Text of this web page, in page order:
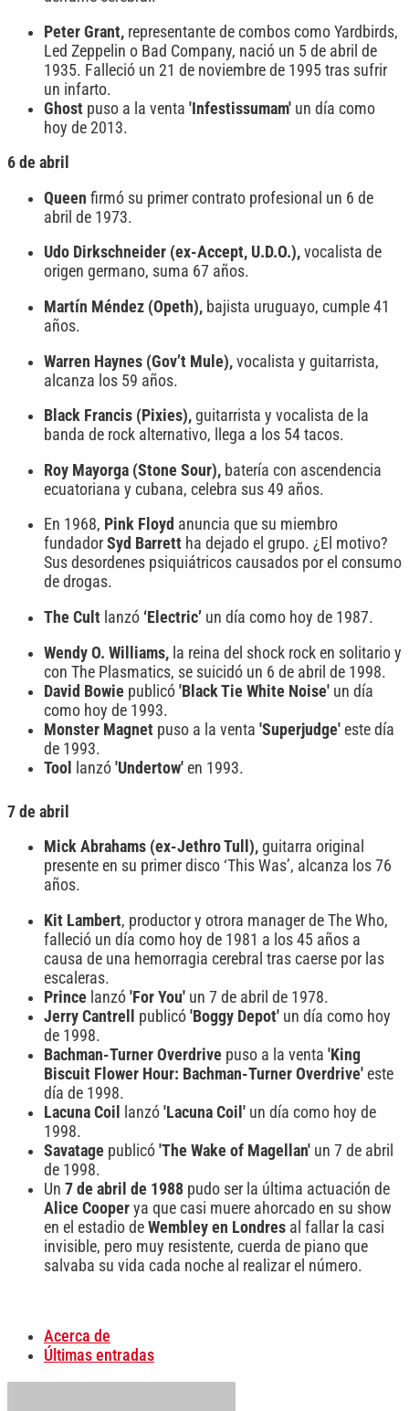
Peter Grant, representante de combos como Yardbirds,
Led Zeppelin o Bad Company, nació un 5 de abril de
1935. Falleció un 21 de noviembre de 1995 tras sufrir
un infarto.
Ghost puso a la venta 'Infestissumam' un día como
hoy de 2013.
6 de abril
Queen firmó su primer contrato profesional un 6 de
abril de 1973.
Udo Dirkschneider (ex-Accept, U.D.O.), vocalista de
origen germano, suma 67 años.
Martín Méndez (Opeth), bajista uruguayo, cumple 41
años.
Warren Haynes (Gov’t Mule), vocalista y guitarrista,
alcanza los 59 años.
Black Francis (Pixies), guitarrista y vocalista de la
banda de rock alternativo, llega a los 54 tacos.
Roy Mayorga (Stone Sour), batería con ascendencia
ecuatoriana y cubana, celebra sus 49 años.
En 1968, Pink Floyd anuncia que su miembro
fundador Syd Barrett ha dejado el grupo. ¿El motivo?
Sus desordenes psiquiátricos causados por el consumo
de drogas.
The Cult lanzó ‘Electric’ un día como hoy de 1987.
Wendy O. Williams, la reina del shock rock en solitario y
con The Plasmatics, se suicidó un 6 de abril de 1998.
David Bowie publicó 'Black Tie White Noise' un día
como hoy de 1993.
Monster Magnet puso a la venta 'Superjudge' este día
de 1993.
Tool
lanzó 'Undertow' en 1993.
7 de abril
Mick Abrahams (ex-Jethro Tull), guitarra original
presente en su primer disco ‘This Was’, alcanza los 76
años.
Kit Lambert, productor y otrora manager de The Who,
falleció un día como hoy de 1981 a los 45 años a
causa de una hemorragia cerebral tras caerse por las
escaleras.
Prince lanzó 'For You' un 7 de abril de 1978.
Jerry Cantrell publicó 'Boggy Depot' un día como hoy
de 1998.
Bachman-Turner Overdrive puso a la venta 'King
Biscuit Flower Hour: Bachman-Turner Overdrive' este
día de 1998.
Lacuna Coil
lanzó 'Lacuna Coil' un día como hoy de
1998.
Savatage publicó 'The Wake of Magellan' un 7 de abril
de 1998.
Un 7 de abril de 1988 pudo ser la última actuación de
Alice Cooper ya que casi muere ahorcado en su show
en el estadio de Wembley en Londres al fallar la casi
invisible, pero muy resistente, cuerda de piano que
salvaba su vida cada noche al realizar el número.
Acerca de
Últimas entradas